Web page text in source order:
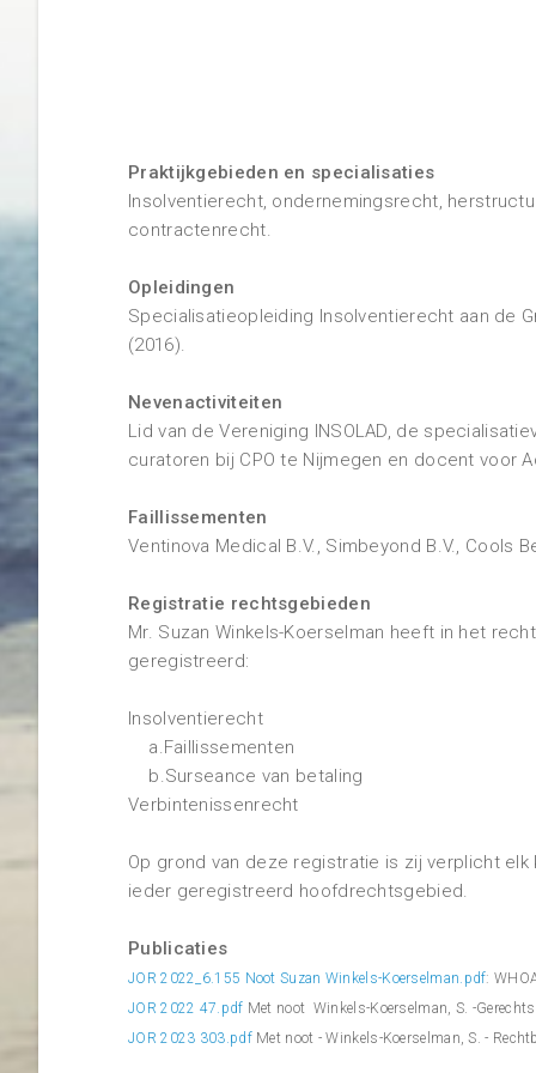
Praktijkgebieden en specialisaties
Insolventierecht, ondernemingsrecht,
contractenrecht.
Opleidingen
Specialisatieopleiding Insolventierecht aan de
(2016).
Nevenactiviteiten
Lid van de Vereniging INSOLAD, de
curatoren bij CPO te Nijmegen en docent voor
Faillissementen
Ventinova Medical B.V., Simbeyond B.V., Cools
Registratie rechtsgebieden
Mr. Suzan Winkels-Koerselman heeft in het
geregistreerd:
Insolventierecht
a.Faillissementen
b.Surseance van betaling
Verbintenissenrecht
Op grond van deze registratie is zij verplicht
ieder geregistreerd hoofdrechtsgebied.
Publicaties
JOR 2022_6.155 Noot Suzan Winkels-Koerselman.pdf:
JOR 2022 47.pdf Met noot Winkels-Koerselman, S. -
JOR 2023 303.pdfMet noot - Winkels-Koerselman, S. -